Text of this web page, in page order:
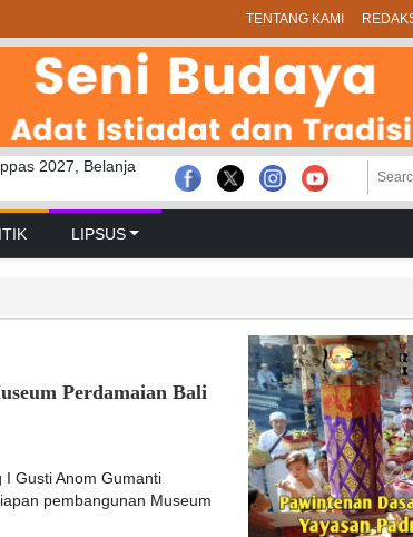
TENTANG KAMI
2027, Belanja
MASA
2026 – 2027
Sejumlah
LIPSUS
Perdamaian Bali
I Gusti Anom Gumanti
pembangunan Museum